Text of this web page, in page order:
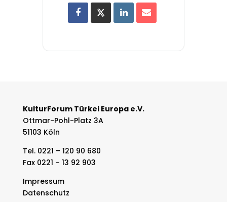
KulturForum Türkei Europa e.V.
Ottmar-Pohl-Platz 3A
51103 Köln
Tel. 0221 – 120 90 680
Fax 0221 – 13 92 903
Impressum
Datenschutz